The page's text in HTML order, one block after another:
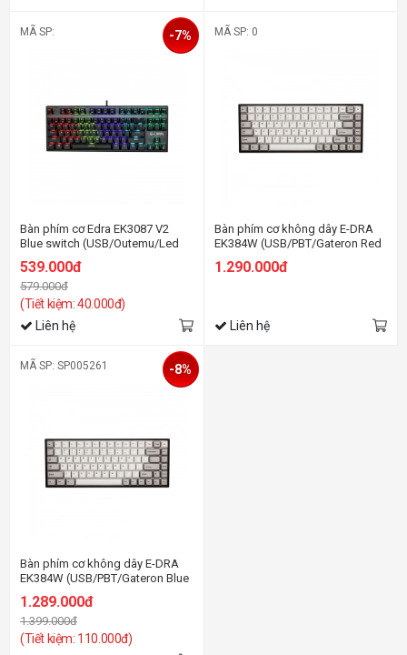
MÃ SP:
Bàn phím cơ Edra EK3087 V2
Blue switch (USB/Outemu/Led
Rainbow)
539.000đ
579.000đ
(Tiết kiệm: 40.000đ)
-7%
Liên hệ
MÃ SP: 0
Bàn phím cơ không dây E-DRA
EK384W (USB/PBT/Gateron Red
sw)
1.290.000đ
Liên hệ
MÃ SP: SP005261
Bàn phím cơ không dây E-DRA
EK384W (USB/PBT/Gateron Blue
1.289.000đ
1.399.000đ
(Tiết kiệm: 110.000đ)
-8%